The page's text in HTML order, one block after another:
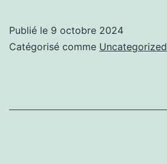
Publié le 9 octobre 2024
Catégorisé comme Uncategorized